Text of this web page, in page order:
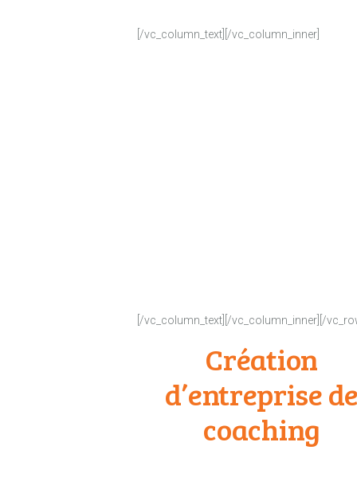
[/vc_column_text][/vc_column_inner]
[/vc_column_text][/vc_column_inner][/
Création
d’entreprise de
coaching